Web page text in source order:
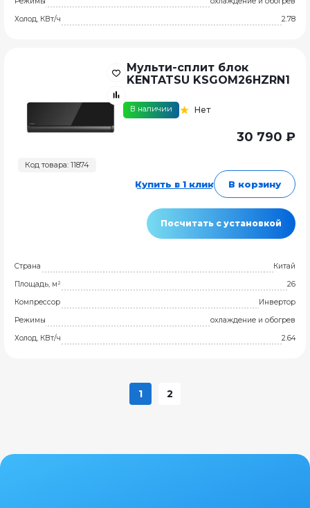
Холод, КВт/ч
2.78
Код товара: 11874
Мульти-сплит блок
KENTATSU KSGOM26HZRN1
В наличии Нет
30 790 ₽
Купить в 1 клик В корзину
Посчитать с установкой
Страна
Китай
Площадь, м²
26
Компрессор
Инвертор
Режимы
охлаждение и обогрев
Холод, КВт/ч
2.64
1 2